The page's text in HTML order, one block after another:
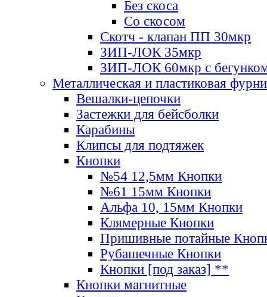
Без скоса
Со скосом
Скотч - клапан ПП 30мкр
ЗИП-ЛОК 35мкр
ЗИП-ЛОК 60мкр с
Металлическая и пластиковая
Вешалки-цепочки
Застежки для бейсболки
Карабины
Клипсы для подтяжек
Кнопки
№54 12,5мм Кнопки
№61 15мм Кнопки
Альфа 10, 15мм Кнопки
Клямерные Кнопки
Пришивные потайные
Рубашечные Кнопки
Кнопки [под заказ] **
Кнопки магнитные